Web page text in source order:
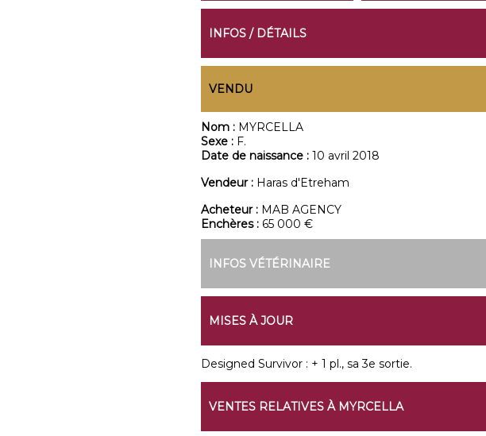
INFOS / DÉTAILS
VENDU
Nom : MYRCELLA
Sexe : F.
Date de naissance : 10 avril 2018
Vendeur : Haras d'Etreham
Acheteur : MAB AGENCY
Enchères : 65 000 €
INFOS VÉTÉRINAIRE
MISES À JOUR
Designed Survivor : + 1 pl., sa 3e sortie.
VENTES RELATIVES À MYRCELLA